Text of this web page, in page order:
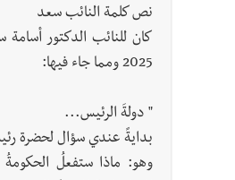
نص كلمة النائب سعد
2025 ومما جاء فيها:
" دولةَ الرئيس...
بدايةً عندي سؤال لحضرة
وهو: ماذا ستفعلُ